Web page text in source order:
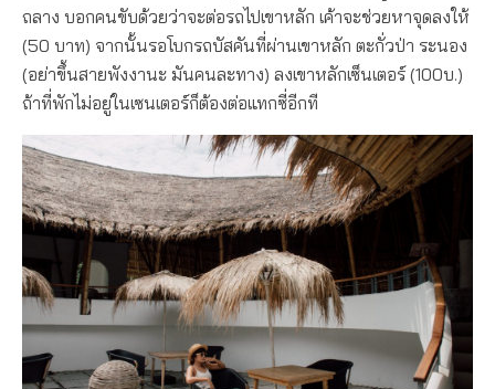
ถลาง บอกคนขับด้วยว่าจะต่อรถไปเขาหลัก เค้าจะช่วยหาจุดลงให้
(50 บาท) จากนั้นรอโบกรถบัสคันที่ผ่านเขาหลัก ตะกั่วป่า ระนอง
(อย่าขึ้นสายพังงานะ มันคนละทาง) ลงเขาหลักเซ็นเตอร์ (100บ.)
ถ้าที่พักไม่อยู่ในเซนเตอร์ก็ต้องต่อแทกซี่อีกที